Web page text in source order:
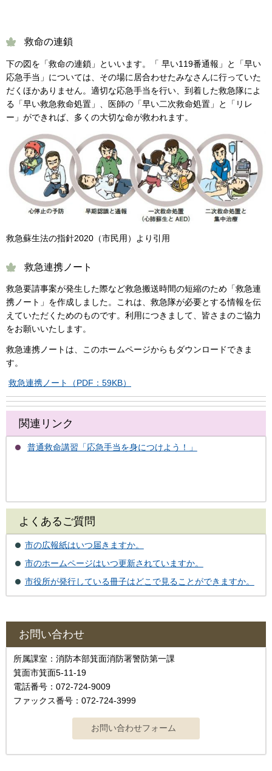
救命の連鎖
下の図を「救命の連鎖」といいます。「 早い119番通報」と「早い
応急手当」については、その場に居合わせたみなさんに行っていた
だくほかありません。適切な応急手当を行い、到着した救急隊によ
る「早い救急救命処置」、医師の「早い二次救命処置」と「リレ
ー」ができれば、多くの大切な命が救われます。
救急蘇生法の指針2020（市民用）より引用
救急連携ノート
救急要請事案が発生した際など救急搬送時間の短縮のため「救急連
携ノート」を作成しました。これは、救急隊が必要とする情報を伝
えていただくためのものです。利用につきまして、皆さまのご協力
をお願いいたします。
救急連携ノートは、このホームページからもダウンロードできま
す。
救急連携ノート（PDF：59KB）
関連リンク
普通救命講習「応急手当を身につけよう！」
よくあるご質問
市の広報紙はいつ届きますか。
市のホームページはいつ更新されていますか。
市役所が発行している冊子はどこで見ることができますか。
お問い合わせ
所属課室：消防本部箕面消防署警防第一課
箕面市箕面5-11-19
電話番号：072-724-9009
ファックス番号：072-724-3999